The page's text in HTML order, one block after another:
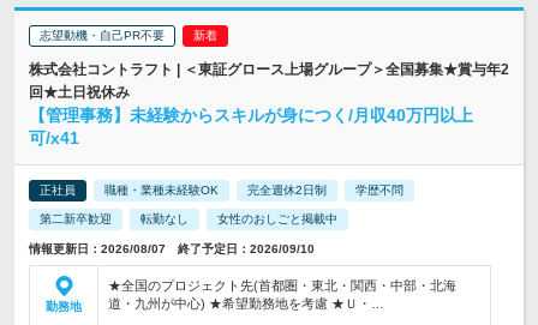
志望動機・自己PR不要
株式会社コントラフト | ＜東証グロース上場グループ＞全国募集★賞与年2
回★土日祝休み
【管理事務】未経験からスキルが身につく/月収40万円以上
可/x41
正社員 職種・業種未経験OK 完全週休2日制 学歴不問
第二新卒歓迎 転勤なし 女性のおしごと掲載中
情報更新日：2026/08/07 終了予定日：2026/09/10
勤務地
★全国のプロジェクト先(首都圏・東北・関西・中部・北海
道・九州が中心) ★希望勤務地を考慮 ★Ｕ・…